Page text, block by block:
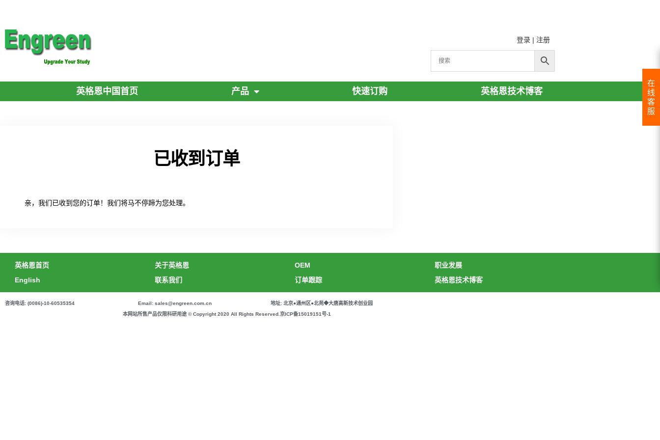
登录 | 注册
英格恩中国首页 产品 快速订购 英格恩技术博客
已收到订单
亲，我们已收到您的订单！我们将马不停蹄为您处理。
在
线
客
服
英格恩首页
English
关于英格恩
联系我们
OEM
订单跟踪
职业发展
英格恩技术博客
咨询电话: (0086)-10-60535354 Email: sales@engreen.com.cn
地址: 北京●通州区●北苑◆大唐高新技术创业园
本网站所售产品仅限科研用途 © Copyright 2020 All Rights Reserved. 京ICP备15019151号-1